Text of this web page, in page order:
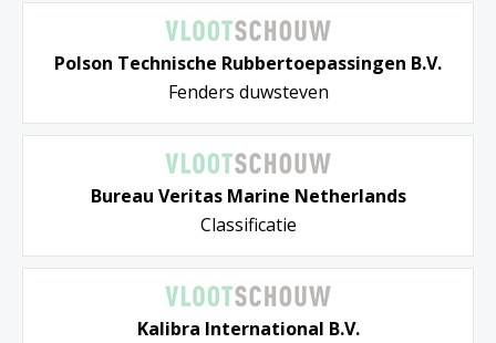
Polson Technische Rubbertoepassingen B.V.
Fenders duwsteven
Bureau Veritas Marine Netherlands
Classificatie
Kalibra International B.V.